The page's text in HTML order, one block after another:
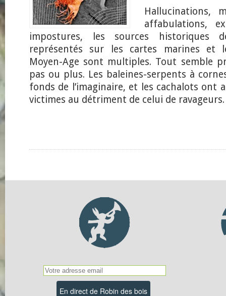
Hallucinations,
affabulations,
impostures, les sources historiques
représentés sur les cartes marines et
Moyen-Age sont multiples. Tout semble
pas ou plus. Les baleines-serpents à
fonds de l’imaginaire, et les cachalots ont
victimes au détriment de celui de ravageurs.